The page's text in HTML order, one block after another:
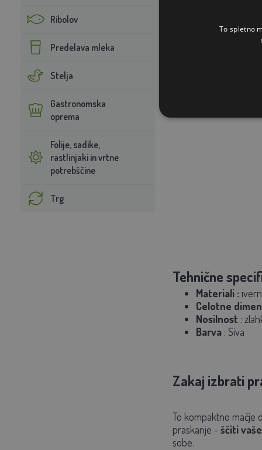
Ribolov
Predelava mleka
Stelja
Gastronomska
oprema
Folije, sadike,
rastlinjaki in vrtne
potrebščine
Trg
Robustna
ljubljenčke.
Tehnične
Materiali :
Celotne
Nosilnost :
Barva : Siva
Zakaj izbrati
To kompaktno mačje
praskanje -ščiti
sobe.
To spletno